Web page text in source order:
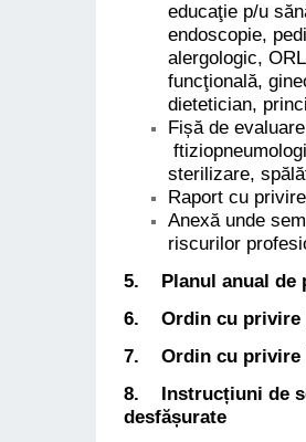
educaţie p/u
endoscopie,
alergologic,
funcţională,
dietetician,
Fișă de
sterilizare,
Raport cu
Anexă unde
riscurilor
5. Planul anual de
6. Ordin cu privire
7. Ordin cu privire
8. Instrucțiuni de
desfășurate